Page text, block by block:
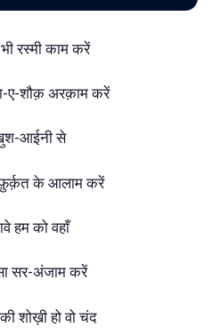
भीरस्मीकामकरें
ए-शौक़ अरक़ामकरें
आईनीसे
के आलामकरें
हमकोवहाँ
सर-अंजामकरें
कीशोख़ीहोवोचंद